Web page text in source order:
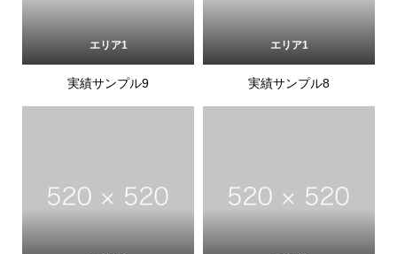
エリア1
実績サンプル9
エリア1
実績サンプル8